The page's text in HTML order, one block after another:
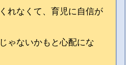
れなくて、育児に自信が
ゃないかもと心配にな